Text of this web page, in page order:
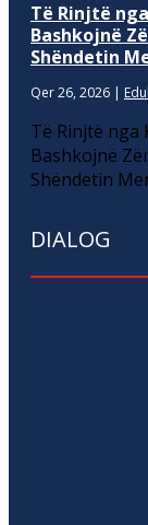
Të Rinjtë
Bashkojnë
Shëndetin
Qer 26, 2026 |
Të Rinjtë nga
Bashkojnë
Shëndetin
DIALOG